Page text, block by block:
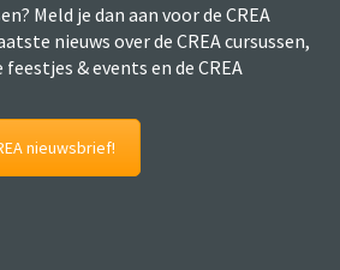
Meld je dan aan voor de CREA
nieuws over de CREA cursussen,
feestjes & events en de CREA
nieuwsbrief!